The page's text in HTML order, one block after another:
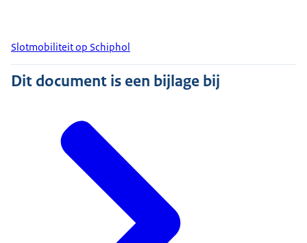
Slotmobiliteit op Schiphol
Dit document is een bijlage bij